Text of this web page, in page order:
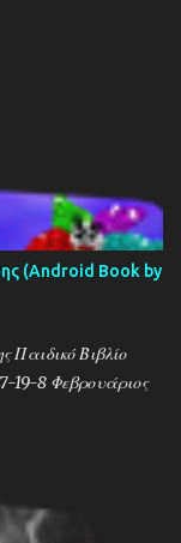
(Android Book by
Παιδικό Βιβλίο
19-8 Φεβρουάριος